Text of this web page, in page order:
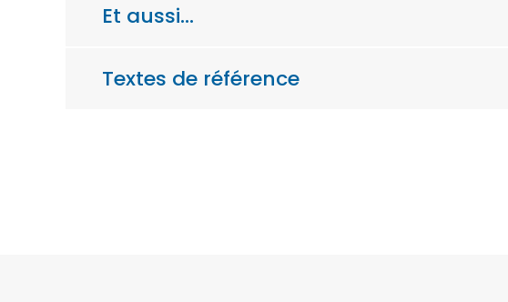
Et aussi…
Textes de référence